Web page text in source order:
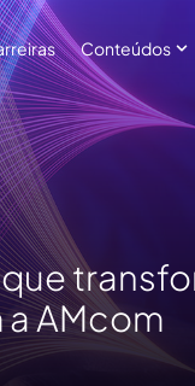
Conteúdos
AMcom